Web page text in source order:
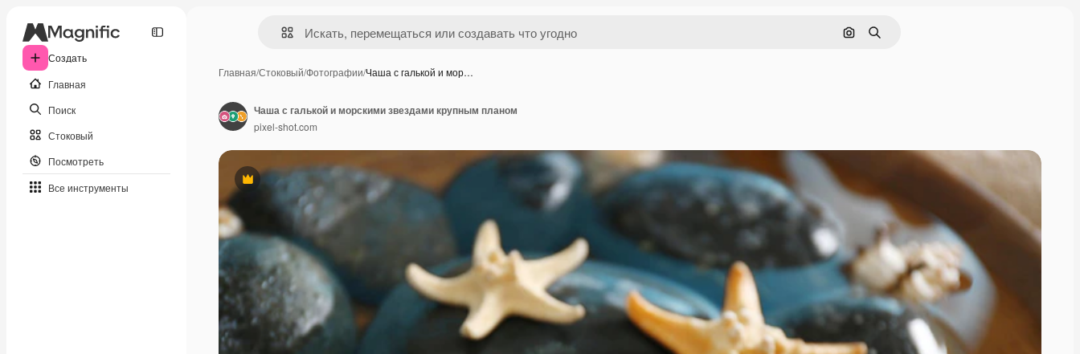
Создать
Главная
Поиск
Стоковый
Посмотреть
Все инструменты
Поиск по изображению
Поиск
Главная/Стоковый/Фотографии/Чаша с галькой и мор…
Премиум
Чаша с галькой и морскими звездами крупным планом
pixel-shot.com